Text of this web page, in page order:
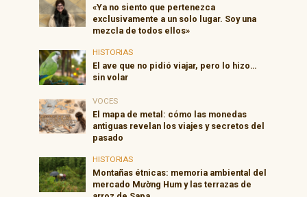
«Ya no siento que pertenezca
exclusivamente a un solo lugar. Soy una
mezcla de todos ellos»
HISTORIAS
El ave que no pidió viajar, pero lo hizo…
sin volar
VOCES
El mapa de metal: cómo las monedas
antiguas revelan los viajes y secretos del
pasado
HISTORIAS
Montañas étnicas: memoria ambiental del
mercado Mường Hum y las terrazas de